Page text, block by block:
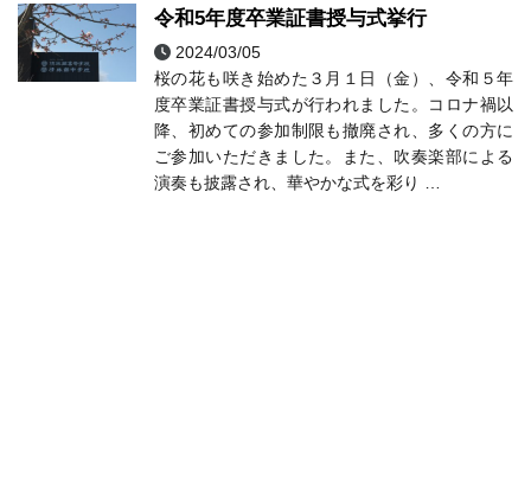
令和5年度卒業証書授与式挙行
2024/03/05
桜の花も咲き始めた３月１日（金）、令和５年
度卒業証書授与式が行われました。コロナ禍以
降、初めての参加制限も撤廃され、多くの方に
ご参加いただきました。また、吹奏楽部による
演奏も披露され、華やかな式を彩り …